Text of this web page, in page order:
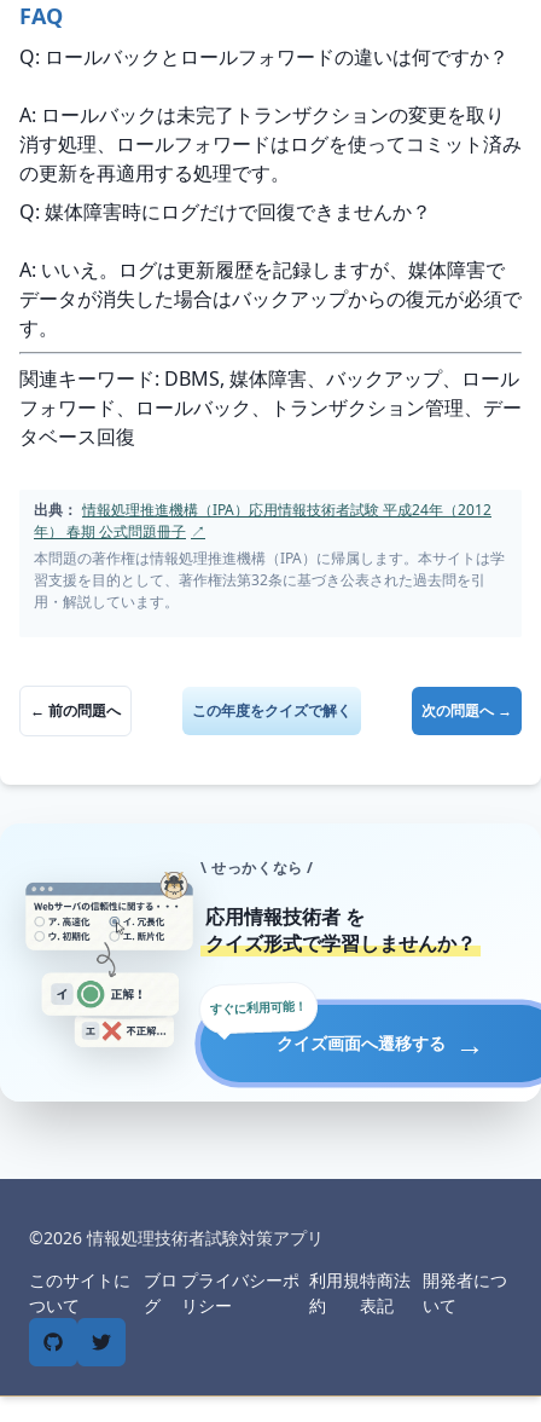
FAQ
Q: ロールバックとロールフォワードの違いは何ですか？
A: ロールバックは未完了トランザクションの変更を取り
消す処理、ロールフォワードはログを使ってコミット済み
の更新を再適用する処理です。
Q: 媒体障害時にログだけで回復できませんか？
A: いいえ。ログは更新履歴を記録しますが、媒体障害で
データが消失した場合はバックアップからの復元が必須で
す。
関連キーワード: DBMS, 媒体障害、バックアップ、ロール
フォワード、ロールバック、トランザクション管理、デー
タベース回復
出典： 情報処理推進機構（IPA）応用情報技術者試験 平成24年（2012
年） 春期 公式問題冊子 ↗
本問題の著作権は情報処理推進機構（IPA）に帰属します。本サイトは学
習支援を目的として、著作権法第32条に基づき公表された過去問を引
用・解説しています。
← 前の問題へ この年度をクイズで解く 次の問題へ →
\ せっかくなら /
応用情報技術者 を
クイズ形式で学習しませんか？
クイズ画面へ遷移する →
すぐに利用可能！
©︎2026情報処理技術者試験対策アプリ
このサイトに
ついて
ブロ
グ
プライバシーポ
リシー
利用規
約
特商法
表記
開発者につ
いて